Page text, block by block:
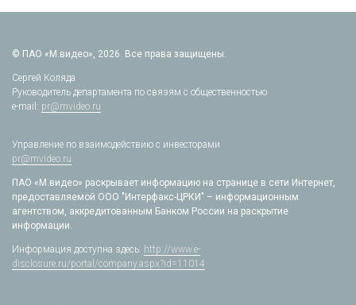
© ПАО «М.видео», 2026. Все права защищены.
Сергей Коляда
Руководитель департамента по связям с общественностью
e-mail: pr@mvideo.ru
Управление по взаимодействию с инвесторами
pr@mvideo.ru
ПАО «М.видео» раскрывает информацию на странице в сети Интернет,
предоставляемой ООО "Интерфакс-ЦРКИ" – информационным
агентством, аккредитованным Банком России на раскрытие
информации.
Информация доступна здесь: http://www.e-
disclosure.ru/portal/company.aspx?id=11014